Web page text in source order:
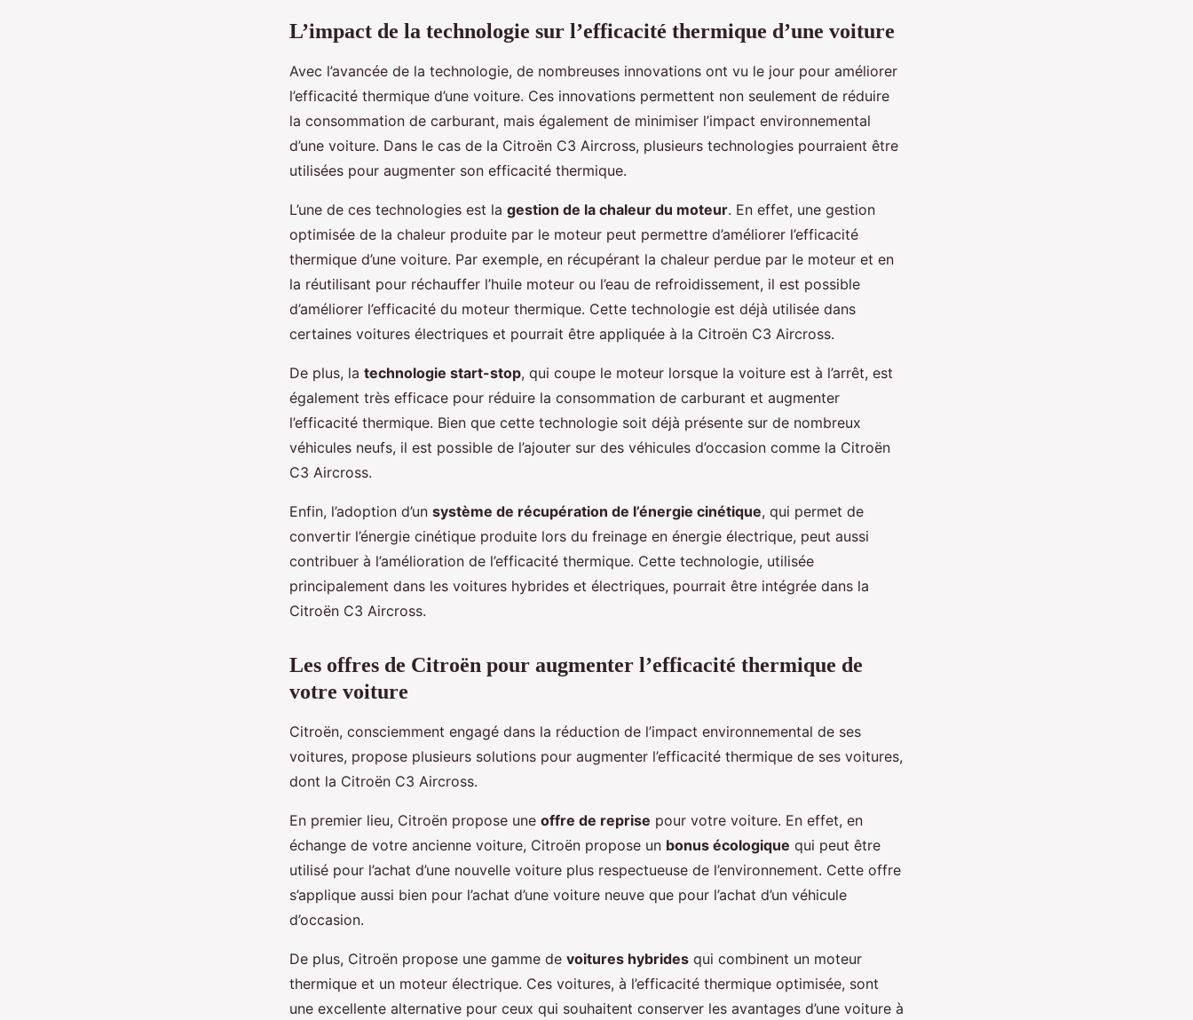
L’impact de la technologie sur l’efficacité thermique d’une voiture
Avec l’avancée de la technologie, de nombreuses innovations ont vu le jour pour améliorer
l’efficacité thermique d’une voiture. Ces innovations permettent non seulement de réduire
la consommation de carburant, mais également de minimiser l’impact environnemental
d’une voiture. Dans le cas de la Citroën C3 Aircross, plusieurs technologies pourraient être
utilisées pour augmenter son efficacité thermique.
L’une de ces technologies est la gestion de la chaleur du moteur. En effet, une gestion
optimisée de la chaleur produite par le moteur peut permettre d’améliorer l’efficacité
thermique d’une voiture. Par exemple, en récupérant la chaleur perdue par le moteur et en
la réutilisant pour réchauffer l’huile moteur ou l’eau de refroidissement, il est possible
d’améliorer l’efficacité du moteur thermique. Cette technologie est déjà utilisée dans
certaines voitures électriques et pourrait être appliquée à la Citroën C3 Aircross.
De plus, la technologie start-stop, qui coupe le moteur lorsque la voiture est à l’arrêt, est
également très efficace pour réduire la consommation de carburant et augmenter
l’efficacité thermique. Bien que cette technologie soit déjà présente sur de nombreux
véhicules neufs, il est possible de l’ajouter sur des véhicules d’occasion comme la Citroën
C3 Aircross.
Enfin, l’adoption d’un système de récupération de l’énergie cinétique, qui permet de
convertir l’énergie cinétique produite lors du freinage en énergie électrique, peut aussi
contribuer à l’amélioration de l’efficacité thermique. Cette technologie, utilisée
principalement dans les voitures hybrides et électriques, pourrait être intégrée dans la
Citroën C3 Aircross.
Les offres de Citroën pour augmenter l’efficacité thermique de
votre voiture
Citroën, consciemment engagé dans la réduction de l’impact environnemental de ses
voitures, propose plusieurs solutions pour augmenter l’efficacité thermique de ses voitures,
dont la Citroën C3 Aircross.
En premier lieu, Citroën propose une offre de reprise pour votre voiture. En effet, en
échange de votre ancienne voiture, Citroën propose un bonus écologique qui peut être
utilisé pour l’achat d’une nouvelle voiture plus respectueuse de l’environnement. Cette offre
s’applique aussi bien pour l’achat d’une voiture neuve que pour l’achat d’un véhicule
d’occasion.
De plus, Citroën propose une gamme de voitures hybrides qui combinent un moteur
thermique et un moteur électrique. Ces voitures, à l’efficacité thermique optimisée, sont
une excellente alternative pour ceux qui souhaitent conserver les avantages d’une voiture à